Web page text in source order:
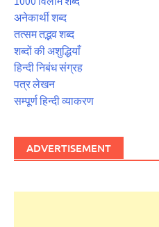
अनेकार्थी शब्द
तत्सम तद्भव शब्द
शब्दों की अशुद्धियाँ
हिन्दी निबंध संग्रह
पत्र लेखन
सम्पूर्ण हिन्दी व्याकरण
ADVERTISEMENT